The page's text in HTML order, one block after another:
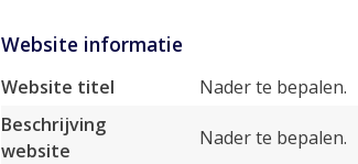
Website informatie
Website titel
Nader te bepalen.
Beschrijving
website
Nader te bepalen.